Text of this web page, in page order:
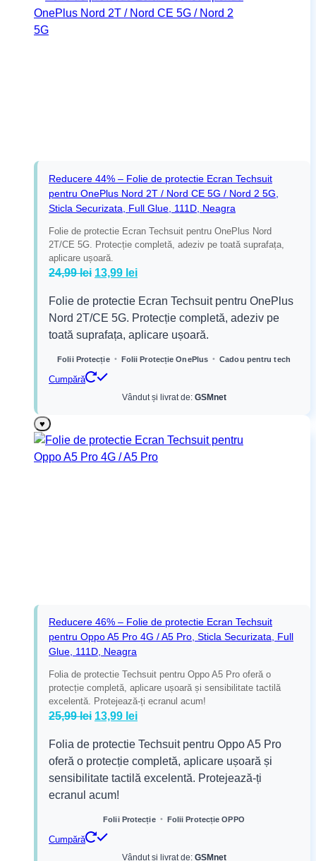
Reducere 44% – Folie de protectie Ecran Techsuit
pentru OnePlus Nord 2T / Nord CE 5G / Nord 2 5G,
Sticla Securizata, Full Glue, 111D, Neagra
Folie de protectie Ecran Techsuit pentru OnePlus Nord
2T/CE 5G. Protecție completă, adeziv pe toată suprafața,
aplicare ușoară.
24,99lei Prețul
a
fost:
24,99 lei.
13,99 leiPrețul
este:
13,99 lei.
Folie de protectie Ecran Techsuit pentru OnePlus
Nord 2T/CE 5G. Protecție completă, adeziv pe
toată suprafața, aplicare ușoară.
Folii Protecție • Folii Protecție OnePlus • Cadou pentru tech
Cumpără
Vândut și livrat de: GSMnet
♥
Reducere 46% – Folie de protectie Ecran Techsuit
pentru Oppo A5 Pro 4G / A5 Pro, Sticla Securizata, Full
Glue, 111D, Neagra
Folia de protectie Techsuit pentru Oppo A5 Pro oferă o
protecție completă, aplicare ușoară și sensibilitate tactilă
excelentă. Protejează-ți ecranul acum!
25,99lei Prețul
a
fost:
25,99 lei.
13,99 leiPrețul
este:
13,99 lei.
Folia de protectie Techsuit pentru Oppo A5 Pro
oferă o protecție completă, aplicare ușoară și
sensibilitate tactilă excelentă. Protejează-ți
ecranul acum!
Folii Protecție • Folii Protecție OPPO
Cumpără
Vândut și livrat de: GSMnet